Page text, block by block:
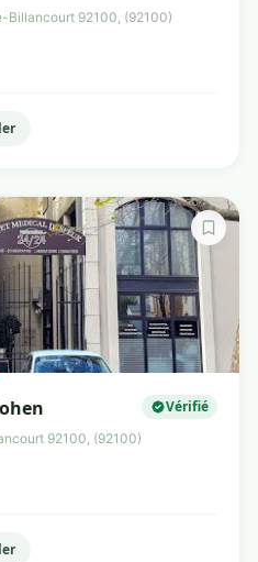
et Hifu
Billancourt 92100, (92100)
Vérifié
92100, (92100)